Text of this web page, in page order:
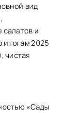
вид
и
итогам 2025
чистая
«Сады